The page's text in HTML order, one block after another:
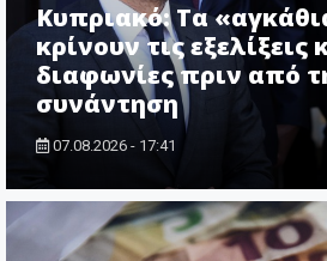
Κυπριακό: Τα
κρίνουν τις εξελίξεις
διαφωνίες πριν από
συνάντηση
07.08.2026 - 17:41